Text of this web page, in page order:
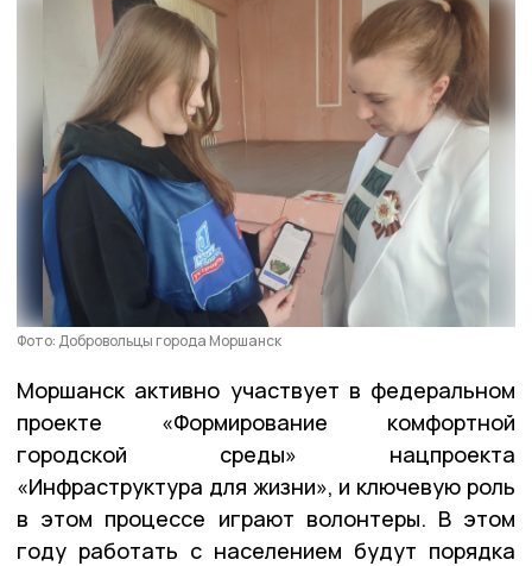
Фото: Добровольцы города Моршанск
Моршанск активно участвует в федеральном
проекте «Формирование комфортной
городской среды» нацпроекта
«Инфраструктура для жизни», и ключевую роль
в этом процессе играют волонтеры. В этом
году работать с населением будут порядка